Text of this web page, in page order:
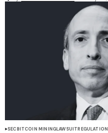
SECBITCOIN MININGLAWSUITREGULATION